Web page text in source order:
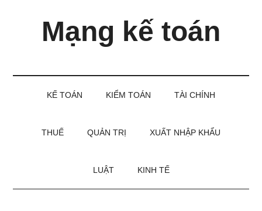
Mạng kế toán
KẾ TOÁN KIỂM TOÁN TÀI CHÍNH
THUẾ QUẢN TRỊ XUẤT NHẬP KHẨU
LUẬT KINH TẾ